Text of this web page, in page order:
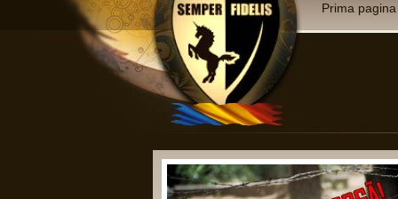
Prima pagina